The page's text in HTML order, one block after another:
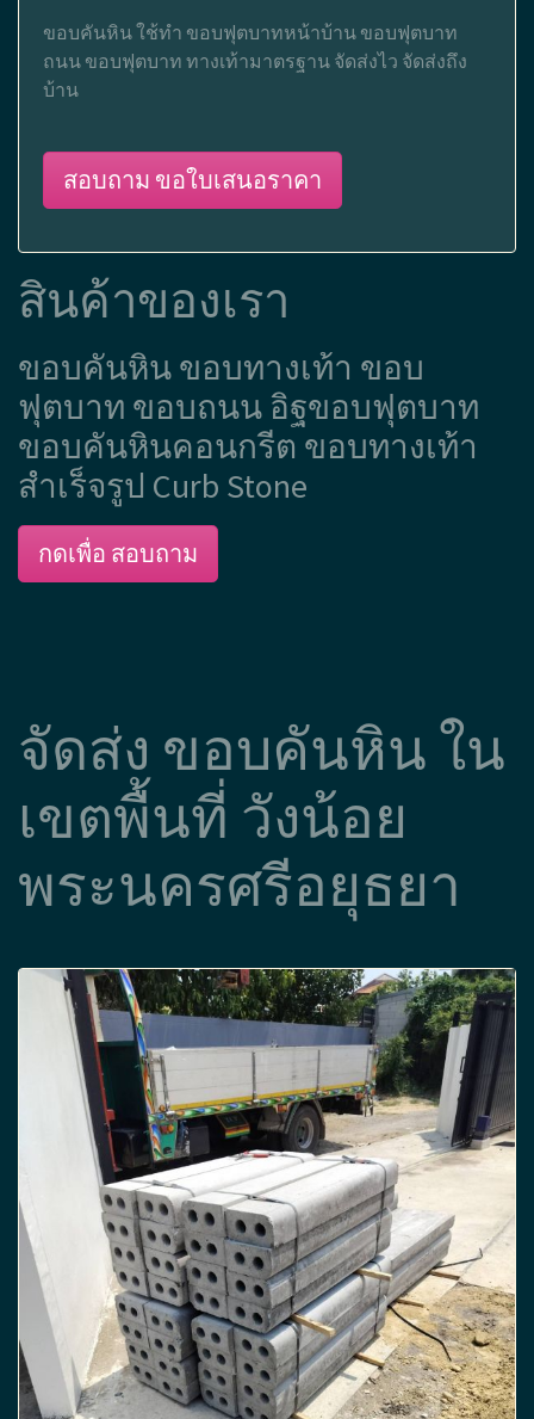
ขอบคันหิน ใช้ทำ ขอบฟุตบาทหน้าบ้าน ขอบฟุตบาท
ถนน ขอบฟุตบาท ทางเท้ามาตรฐาน จัดส่งไว จัดส่งถึง
บ้าน
สอบถาม ขอใบเสนอราคา
สินค้าของเรา
ขอบคันหิน ขอบทางเท้า ขอบ
ฟุตบาท ขอบถนน อิฐขอบฟุตบาท
ขอบคันหินคอนกรีต ขอบทางเท้า
สำเร็จรูป Curb Stone
กดเพื่อ สอบถาม
จัดส่ง ขอบคันหิน ใน
เขตพื้นที่ วังน้อย
พระนครศรีอยุธยา